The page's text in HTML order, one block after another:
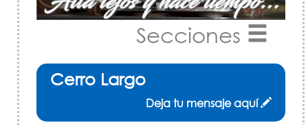
Secciones
Cerro Largo
Deja tu mensaje aquí